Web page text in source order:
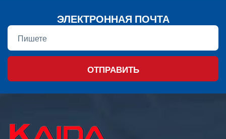
ЭЛЕКТРОННАЯ ПОЧТА
ОТПРАВИТЬ